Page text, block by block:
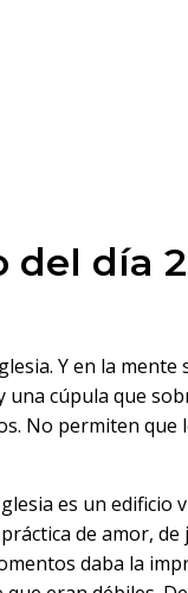
del día
Y en la
una cúpula que
No permiten
es un
de amor,
daba la